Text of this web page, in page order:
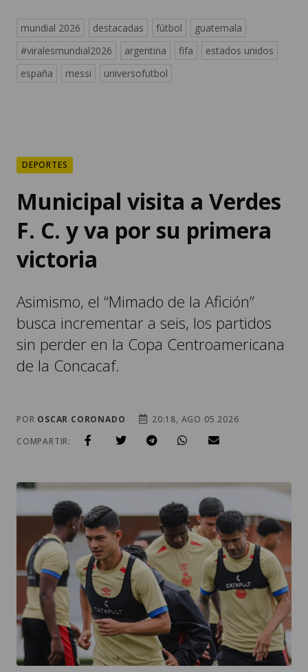
mundial 2026 destacadas fútbol
guatemala
#viralesmundial2026
argentina fifa
estados unidos
españa
messi universofutbol
DEPORTES
Municipal visita a Verdes
F. C. y va por su primera
victoria
Asimismo, el “Mimado de la Afición”
busca incrementar a seis, los partidos
sin perder en la Copa Centroamericana
de la Concacaf.
POR OSCAR CORONADO
20:18, AGO 05 2026
COMPARTIR: